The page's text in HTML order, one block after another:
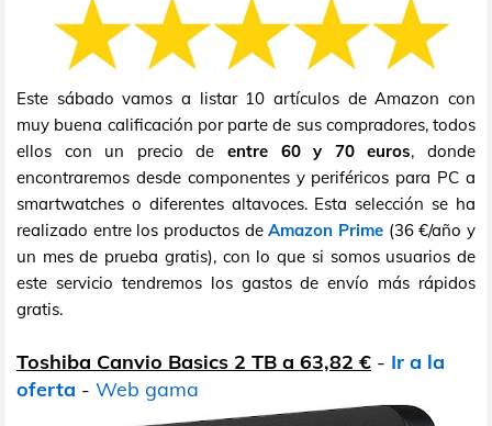
Este sábado vamos a listar 10 artículos de Amazon con
muy buena calificación por parte de sus compradores, todos
ellos con un precio de entre 60 y 70 euros, donde
encontraremos desde componentes y periféricos para PC a
smartwatches o diferentes altavoces. Esta selección se ha
realizado entre los productos deAmazon Prime (36 €/año y
un mes de prueba gratis), con lo que si somos usuarios de
este servicio tendremos los gastos de envío más rápidos
gratis.
Toshiba Canvio Basics 2 TB a 63,82 € - Ir a la
oferta - Web gama